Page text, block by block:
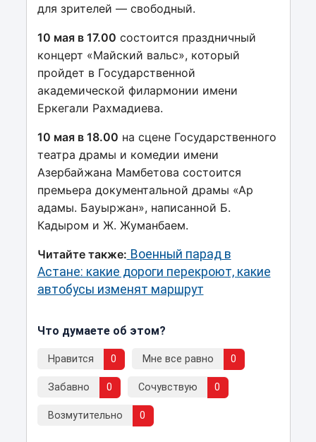
для зрителей — свободный.
10 мая в 17.00 состоится праздничный
концерт «Майский вальс», который
пройдет в Государственной
академической филармонии имени
Еркегали Рахмадиева.
10 мая в 18.00 на сцене Государственного
театра драмы и комедии имени
Азербайжана Мамбетова состоится
премьера документальной драмы «Ар
адамы. Бауыржан», написанной Б.
Кадыром и Ж. Жуманбаем.
Читайте также: Военный парад в
Астане: какие дороги перекроют, какие
автобусы изменят маршрут
Что думаете об этом?
Нравится 0 Мне все равно 0
Забавно 0 Сочувствую 0
Возмутительно 0